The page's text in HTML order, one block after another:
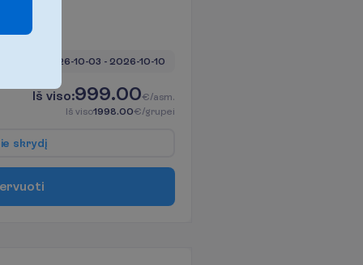
2026-10-03 - 2026-10-10
Iš viso:999.00€/asm.
Iš viso1998.00€/grupei
ie skrydį
ervuoti